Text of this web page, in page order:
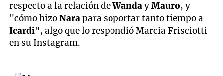
respecto a la relación deWandayMauro, y
"cómo hizoNarapara soportar tanto tiempo a
Icardi", algo que lo respondió Marcia Frisciotti
en su Instagram.